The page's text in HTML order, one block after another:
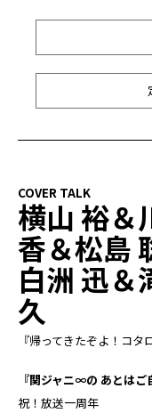
COVER TALK
横山 裕＆
香＆松島
白洲 迅＆
久
『帰ってきたぞよ！コタ
『関ジャニ∞の あとはご
祝！放送一周年